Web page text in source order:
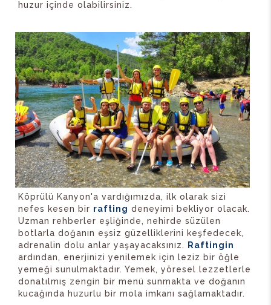
huzur içinde olabilirsiniz.
Köprülü Kanyon'a vardığımızda, ilk olarak sizi
nefes kesen bir rafting deneyimi bekliyor olacak.
Uzman rehberler eşliğinde, nehirde süzülen
botlarla doğanın eşsiz güzelliklerini keşfedecek,
adrenalin dolu anlar yaşayacaksınız.
Raftingin
ardından, enerjinizi yenilemek için leziz bir öğle
yemeği sunulmaktadır. Yemek, yöresel lezzetlerle
donatılmış zengin bir menü sunmakta ve doğanın
kucağında huzurlu bir mola imkanı sağlamaktadır.